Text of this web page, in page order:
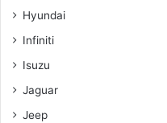
Hyundai
Infiniti
Isuzu
Jaguar
Jeep